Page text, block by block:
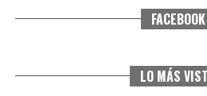
SEXTA CORRIDA DE LAS
FACEBOOK
LO MÁS